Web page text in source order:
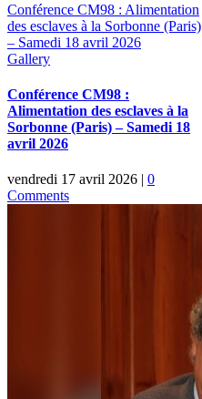
Conférence CM98 : Alimentation
des esclaves à la Sorbonne (Paris)
– Samedi 18 avril 2026
Gallery
Conférence CM98 :
Alimentation des esclaves à la
Sorbonne (Paris) – Samedi 18
avril 2026
vendredi 17 avril 2026 | 0
Comments